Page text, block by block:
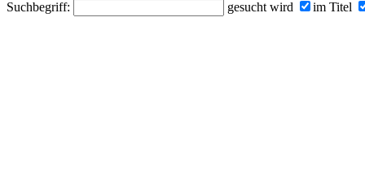
Suchbegriff: gesucht wird im Titel